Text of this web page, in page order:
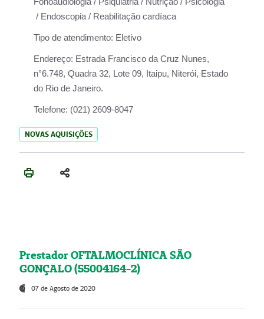
/ Endoscopia / Reabilitação cardíaca
Tipo de atendimento: Eletivo
Endereço: Estrada Francisco da Cruz Nunes,
n°6.748, Quadra 32, Lote 09, Itaipu, Niterói, Estado
do Rio de Janeiro.
Telefone: (021) 2609-8047
NOVAS AQUISIÇÕES
Prestador OFTALMOCLÍNICA SÃO
GONÇALO (55004164-2)
07 de Agosto de 2020